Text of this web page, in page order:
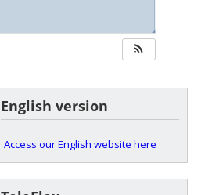
◢◢
English version
Access our English website here